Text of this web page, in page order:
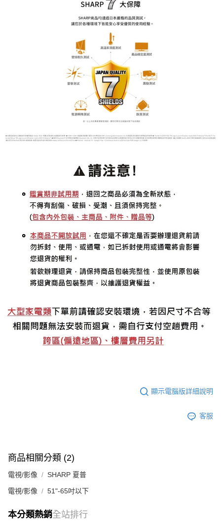
顯示電腦版詳細說明
客服
商品相關分類 (2)
電視/影像 SHARP 夏普
電視/影像 51"-65吋以下
本分類熱銷全站排行